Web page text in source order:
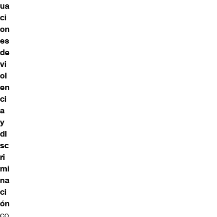
ua
ci
on
es
de
vi
ol
en
ci
a
y
di
sc
ri
mi
na
ci
ón